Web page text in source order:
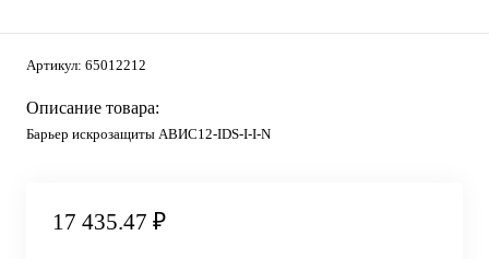
Артикул: 65012212
Описание товара:
Барьер искрозащиты АВИС12-IDS-I-I-N
17 435.47 ₽